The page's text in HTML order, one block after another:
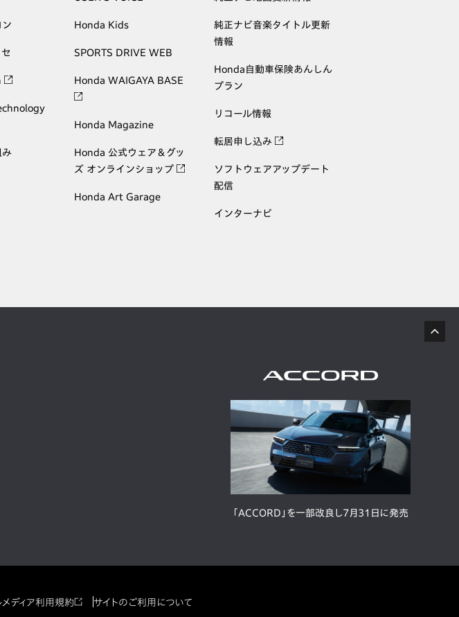
み
Honda Kids
SPORTS DRIVE WEB
Honda WAIGAYA BASE
Honda Magazine
Honda 公式ウェア＆グッ
ズ オンラインショップ
Honda Art Garage
純正ナビ音楽タイトル更新
情報
Honda自動車保険あんしん
プラン
リコール情報
転居申し込み
ソフトウェアアップデート
配信
インターナビ
「ACCORD」を一部改良し7月31日に発売
メディア利用規約 サイトのご利用について